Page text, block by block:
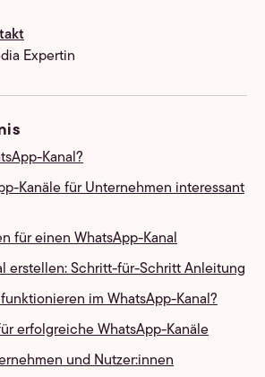
Expertin
Kanal?
Kanäle für Unternehmen interessant
für einen WhatsApp-Kanal
erstellen: Schritt-für-Schritt Anleitung
im WhatsApp-Kanal?
erfolgreiche WhatsApp-Kanäle
und Nutzer:innen